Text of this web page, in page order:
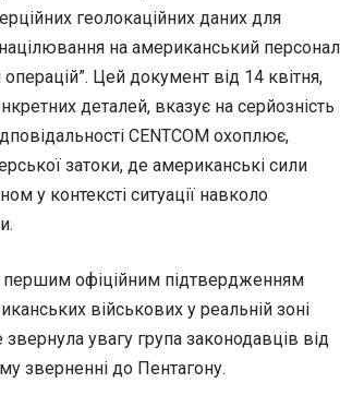
геолокаційних даних для
націлювання на американський персонал
Цей документ від 14 квітня,
деталей, вказує на серйозність
CENTCOM охоплює,
затоки, де американські сили
у контексті ситуації навколо
офіційним підтвердженням
військових у реальній зоні
увагу група законодавців від
зверненні до Пентагону.